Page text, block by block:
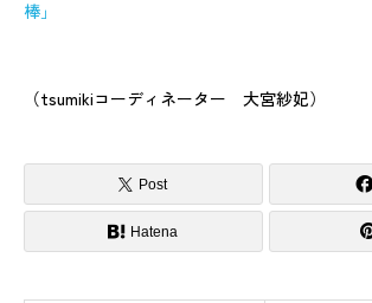
棒」
（tsumikiコーディネーター 大宮紗妃）
Post
Hatena